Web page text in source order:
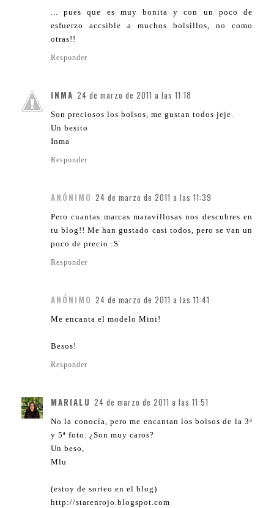
... pues que es muy bonita y con un poco de
esfuerzo accsible a muchos bolsillos, no como
otras!!
Responder
INMA 24 de marzo de 2011 a las 11:18
Son preciosos los bolsos, me gustan todos jeje.
Un besito
Inma
Responder
ANÓNIMO 24 de marzo de 2011 a las 11:39
Pero cuantas marcas maravillosas nos descubres en
tu blog!! Me han gustado casi todos, pero se van un
poco de precio :S
Responder
ANÓNIMO 24 de marzo de 2011 a las 11:41
Me encanta el modelo Mini!
Besos!
Responder
MARIALU 24 de marzo de 2011 a las 11:51
No la conocía, pero me encantan los bolsos de la 3ª
y 5ª foto. ¿Son muy caros?
Un beso,
Mlu
(estoy de sorteo en el blog)
http://starenrojo.blogspot.com